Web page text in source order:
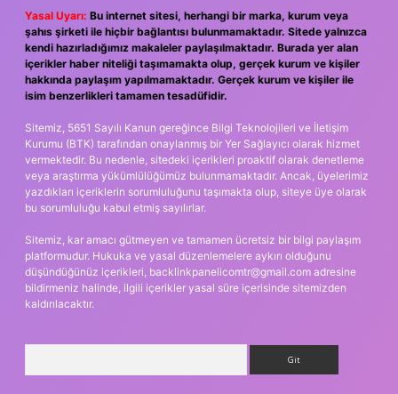
Yasal Uyarı: Bu internet sitesi, herhangi bir marka, kurum veya
şahıs şirketi ile hiçbir bağlantısı bulunmamaktadır. Sitede yalnızca
kendi hazırladığımız makaleler paylaşılmaktadır. Burada yer alan
içerikler haber niteliği taşımamakta olup, gerçek kurum ve kişiler
hakkında paylaşım yapılmamaktadır. Gerçek kurum ve kişiler ile
isim benzerlikleri tamamen tesadüfidir.
Sitemiz, 5651 Sayılı Kanun gereğince Bilgi Teknolojileri ve İletişim
Kurumu (BTK) tarafından onaylanmış bir Yer Sağlayıcı olarak hizmet
vermektedir. Bu nedenle, sitedeki içerikleri proaktif olarak denetleme
veya araştırma yükümlülüğümüz bulunmamaktadır. Ancak, üyelerimiz
yazdıkları içeriklerin sorumluluğunu taşımakta olup, siteye üye olarak
bu sorumluluğu kabul etmiş sayılırlar.
Sitemiz, kar amacı gütmeyen ve tamamen ücretsiz bir bilgi paylaşım
platformudur. Hukuka ve yasal düzenlemelere aykırı olduğunu
düşündüğünüz içerikleri, backlinkpanelicomtr@gmail.com adresine
bildirmeniz halinde, ilgili içerikler yasal süre içerisinde sitemizden
kaldırılacaktır.